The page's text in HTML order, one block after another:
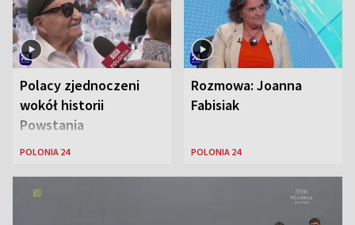
Polacy zjednoczeni
wokół historii
Powstania
Warszawskiego
POLONIA 24
Rozmowa: Joanna
Fabisiak
POLONIA 24